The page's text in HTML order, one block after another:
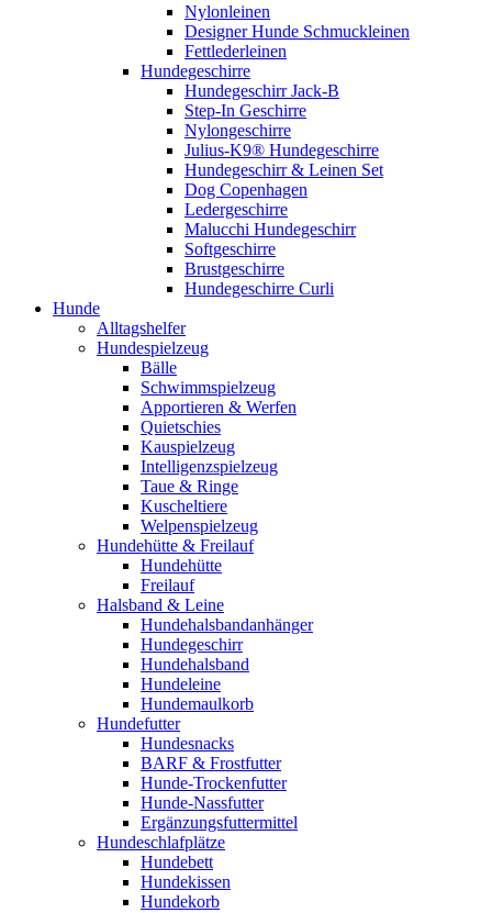
Nylonleinen
Designer Hunde Schmuckleinen
Fettlederleinen
Hundegeschirre
Hundegeschirr Jack-B
Step-In Geschirre
Nylongeschirre
Julius-K9® Hundegeschirre
Hundegeschirr & Leinen Set
Dog Copenhagen
Ledergeschirre
Malucchi Hundegeschirr
Softgeschirre
Brustgeschirre
Hundegeschirre Curli
Hunde
Alltagshelfer
Hundespielzeug
Bälle
Schwimmspielzeug
Apportieren & Werfen
Quietschies
Kauspielzeug
Intelligenzspielzeug
Taue & Ringe
Kuscheltiere
Welpenspielzeug
Hundehütte & Freilauf
Hundehütte
Freilauf
Halsband & Leine
Hundehalsbandanhänger
Hundegeschirr
Hundehalsband
Hundeleine
Hundemaulkorb
Hundefutter
Hundesnacks
BARF & Frostfutter
Hunde-Trockenfutter
Hunde-Nassfutter
Ergänzungsfuttermittel
Hundeschlafplätze
Hundebett
Hundekissen
Hundekorb